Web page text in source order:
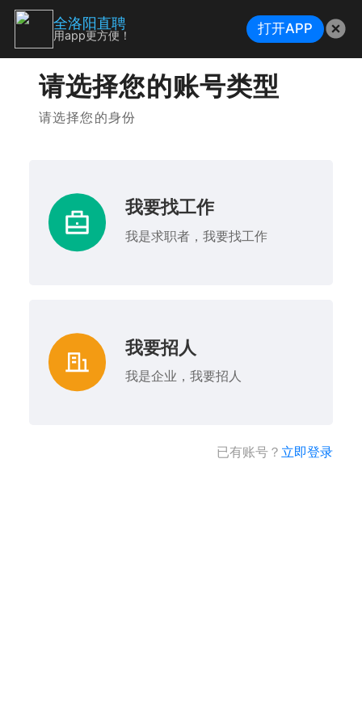
请选择您的账号类型
请选择您的身份
我要找工作
我是求职者，我要找工作
我要招人
我是企业，我要招人
已有账号？ 立即登录
全洛阳直聘
用app更方便！ 打开APP